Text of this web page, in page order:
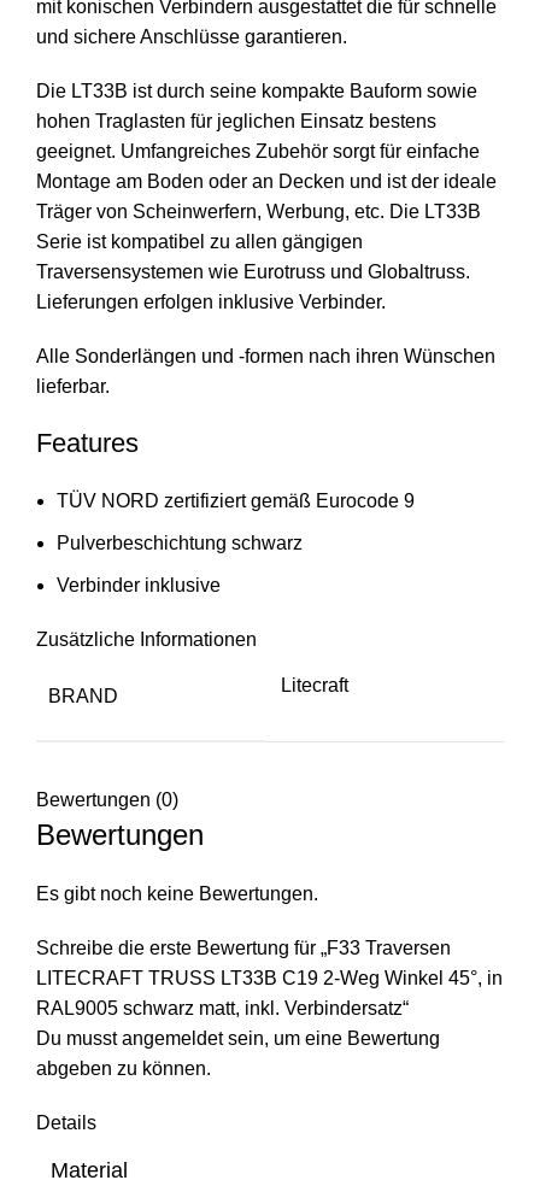
mit konischen Verbindern ausgestattet die für schnelle
und sichere Anschlüsse garantieren.
Die LT33B ist durch seine kompakte Bauform sowie
hohen Traglasten für jeglichen Einsatz bestens
geeignet. Umfangreiches Zubehör sorgt für einfache
Montage am Boden oder an Decken und ist der ideale
Träger von Scheinwerfern, Werbung, etc. Die LT33B
Serie ist kompatibel zu allen gängigen
Traversensystemen wie Eurotruss und Globaltruss.
Lieferungen erfolgen inklusive Verbinder.
Alle Sonderlängen und -formen nach ihren Wünschen
lieferbar.
Features
TÜV NORD zertifiziert gemäß Eurocode 9
Pulverbeschichtung schwarz
Verbinder inklusive
Zusätzliche Informationen
BRAND
Litecraft
Bewertungen (0)
Bewertungen
Es gibt noch keine Bewertungen.
Schreibe die erste Bewertung für „F33 Traversen
LITECRAFT TRUSS LT33B C19 2-Weg Winkel 45°, in
RAL9005 schwarz matt, inkl. Verbindersatz“
Du musstangemeldetsein, um eine Bewertung
abgeben zu können.
Details
Material